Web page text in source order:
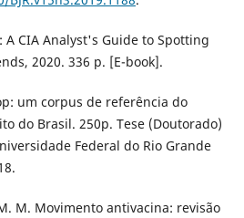
A CIA Analyst's Guide to Spotting
2020. 336 p. [E-book].
um corpus de referência do
do Brasil. 250p. Tese (Doutorado)
Federal do Rio Grande
M. M. Movimento antivacina: revisão